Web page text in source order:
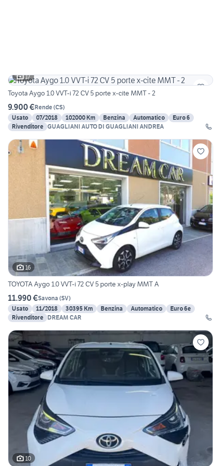
17
Toyota Aygo 1.0 VVT-i 72 CV 5 porte x-cite MMT - 2
9.900 €Rende(CS)
Usato
07/2018 102000 Km Benzina Automatico
Euro 6
Rivenditore GUAGLIANI AUTO DI GUAGLIANI ANDREA
16
TOYOTA Aygo 1.0 VVT-i 72 CV 5 porte x-play MMT A
11.990 €Savona (SV)
Usato
11/2018 30395 Km Benzina Automatico
Euro 6e
Rivenditore DREAM CAR
10